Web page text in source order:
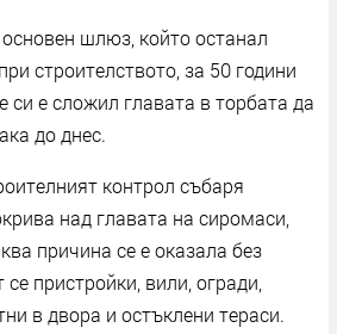
шлюз, който останал
строителството, за 50 години
си е сложил главата в торбата да
до днес.
контрол събаря
над главата на сиромаси,
причина се е оказала без
пристройки, вили, огради,
в двора и остъклени тераси.